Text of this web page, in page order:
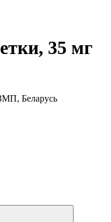
35 мг
Беларусь